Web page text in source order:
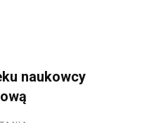
naukowcy